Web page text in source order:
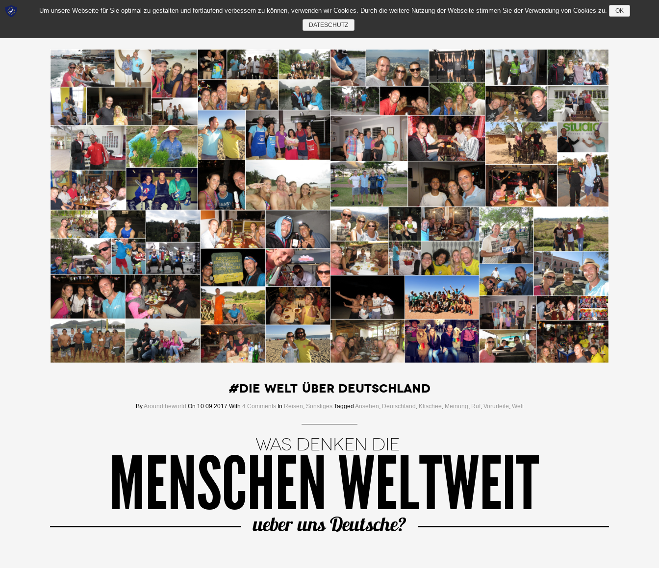
SPORT REISEN BLOG WEBSHOP ÜBER UNS PLANUNG PARTNER & FREUNDE KONTAKT IMPRESSUM Datenschutz
#Die Welt über Deutschland
ByAroundtheworld On 10.09.2017 With 4 Comments In Reisen, Sonstiges Tagged Ansehen, Deutschland , Klischee, Meinung, Ruf, Vorurteile, Welt
WAS DENKEN DIE
MENSCHEN WELTWEIT
ueber uns Deutsche?
Um unsere Webseite für Sie optimal zu gestalten und fortlaufend verbessern zu können, verwenden wir Cookies. Durch die weitere Nutzung der Webseite stimmen Sie der Verwendung von Cookies zu. OK
DATESCHUTZ